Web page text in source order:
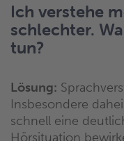
Ich verstehe
schlechter.
tun?
Lösung:
Insbesondere
schnell eine
Hörsituation